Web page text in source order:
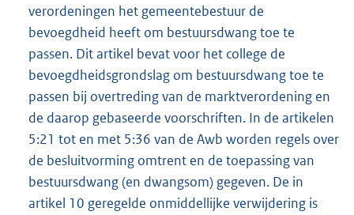
verordeningen het gemeentebestuur de
bevoegdheid heeft om bestuursdwang toe te
passen. Dit artikel bevat voor het college de
bevoegdheidsgrondslag om bestuursdwang toe te
passen bij overtreding van de marktverordening en
de daarop gebaseerde voorschriften. In de artikelen
5:21 tot en met 5:36 van de Awb worden regels over
de besluitvorming omtrent en de toepassing van
bestuursdwang (en dwangsom) gegeven. De in
artikel 10 geregelde onmiddellijke verwijdering is